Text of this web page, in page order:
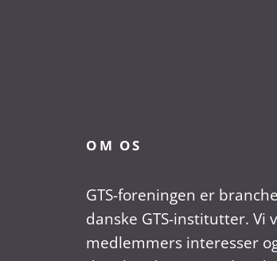
OM OS
GTS-foreningen er
danske GTS-institutter. Vi
medlemmers interesser